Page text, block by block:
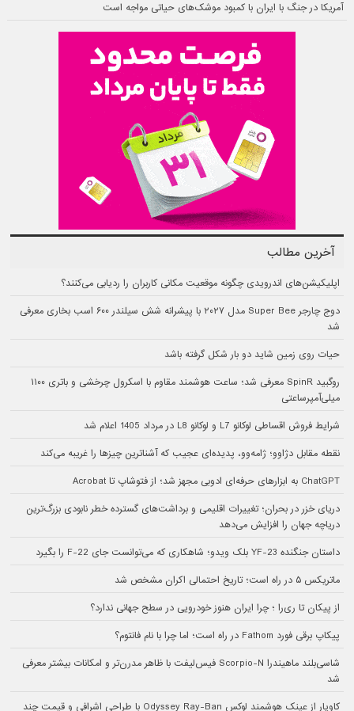
آمریکا در جنگ با ایران با کمبود موشک‌های حیاتی مواجه است
آخرین مطالب
اپلیکیشن‌های اندرویدی چگونه موقعیت مکانی کاربران را ردیابی می‌کنند؟
دوج چارجر Super Bee مدل ۲۰۲۷ با پیشرانه شش سیلندر ۶۰۰ اسب بخاری معرفی
شد
حیات روی زمین شاید دو بار شکل گرفته باشد
روگبید SpinR معرفی شد؛ ساعت هوشمند مقاوم با اسکرول چرخشی و باتری ۱۱۰۰
میلی‌آمپرساعتی
شرایط فروش اقساطی لوکانو L7 و لوکانو L8 در مرداد 1405 اعلام شد
نقطه مقابل دژاوو؛ ژامه‌وو، پدیده‌ای عجیب که آشناترین چیزها را غریبه می‌کند
ChatGPT به ابزارهای حرفه‌ای ادوبی مجهز شد؛ از فتوشاپ تا Acrobat
دریای خزر در بحران؛ تغییرات اقلیمی و برداشت‌های گسترده خطر نابودی بزرگ‌ترین
دریاچه جهان را افزایش می‌دهد
داستان جنگنده YF-23 بلک ویدو؛ شاهکاری که می‌توانست جای F-22 را بگیرد
ماتریکس ۵ در راه است؛ تاریخ احتمالی اکران مشخص شد
از پیکان تا ری‌را ؛ چرا ایران هنوز خودرویی در سطح جهانی ندارد؟
پیکاپ برقی فورد Fathom در راه است؛ اما چرا با نام فانتوم؟
شاسی‌بلند ماهیندرا Scorpio-N فیس‌لیفت با ظاهر مدرن‌تر و امکانات بیشتر معرفی
شد
کاویار از عینک هوشمند لوکس Odyssey Ray-Ban با طراحی اشرافی و قیمت چند